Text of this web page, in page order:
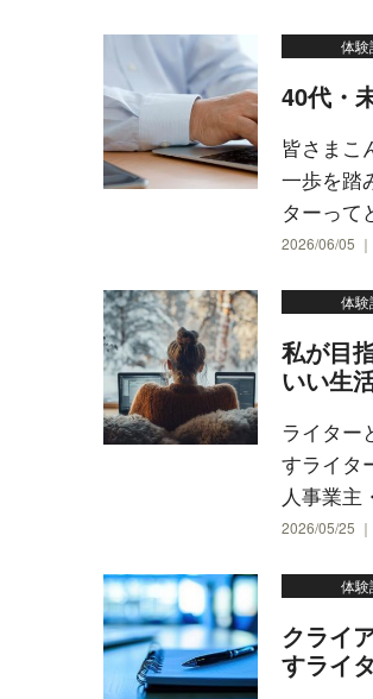
体験
40代・
皆さまこ
一歩を踏
ターって
2026/06/05
体験
私が目
いい生
ライター
すライタ
人事業主
2026/05/25
体験
クライ
すライ